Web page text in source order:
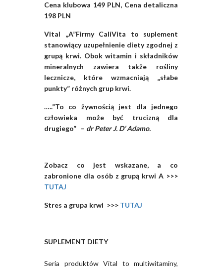
Cena klubowa 149 PLN, Cena detaliczna
198 PLN
Vital „A”Firmy CaliVita to suplement
stanowiący uzupełnienie diety zgodnej z
grupą krwi. Obok witamin i składników
mineralnych zawiera także rośliny
lecznicze, które wzmacniają „słabe
punkty” różnych grup krwi.
…..”To co żywnością jest dla jednego
człowieka może być trucizną dla
drugiego” – dr Peter J. D’ Adamo.
Zobacz co jest wskazane, a co
zabronione dla osób z grupą krwi A >>>
TUTAJ
Stres a grupa krwi >>> TUTAJ
SUPLEMENT DIETY
Seria produktów Vital to multiwitaminy,